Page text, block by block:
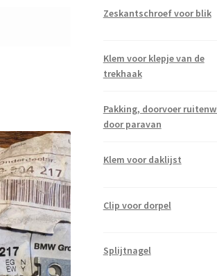
Zeskantschroef voor blik
Klem voor klepje van de
trekhaak
Pakking, doorvoer
door paravan
Klem voor daklijst
Clip voor dorpel
Splijtnagel